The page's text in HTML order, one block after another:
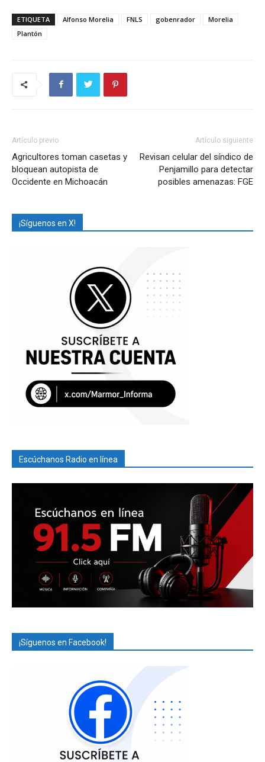
ETIQUETA Alfonso Morelia FNLS gobenrador
Morelia
Plantón
Artículo previo
Agricultores toman casetas y
bloquean autopista de
Occidente en Michoacán
Artículo siguiente
Revisan celular del síndico de
Penjamillo para detectar
posibles amenazas: FGE
¡Síguenos en X!
Escúchanos Radio en línea
¡Síguenos en Facebook!